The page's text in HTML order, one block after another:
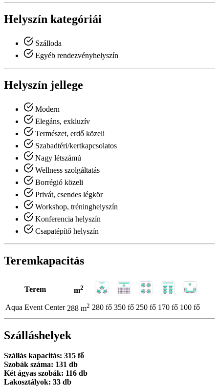
Helyszín kategóriái
Szálloda
Egyéb rendezvényhelyszín
Helyszín jellege
Modern
Elegáns, exkluzív
Természet, erdő közeli
Szabadtéri/kertkapcsolatos
Nagy létszámú
Wellness szolgáltatás
Borrégió közeli
Privát, csendes légkör
Workshop, tréninghelyszín
Konferencia helyszín
Csapatépítő helyszín
Teremkapacitás
Terem m2
Aqua Event Center 288 m2 280 fő 350 fő 250 fő 170 fő 100 fő
Szálláshelyek
Szállás kapacitás: 315 fő
Szobák száma: 131 db
Két ágyas szobák: 116 db
Lakosztályok: 33 db